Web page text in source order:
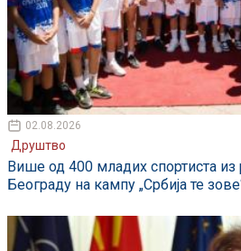
02.08.2026
Друштво
Више од 400 младих спортиста из
Београду на кампу „Србија те